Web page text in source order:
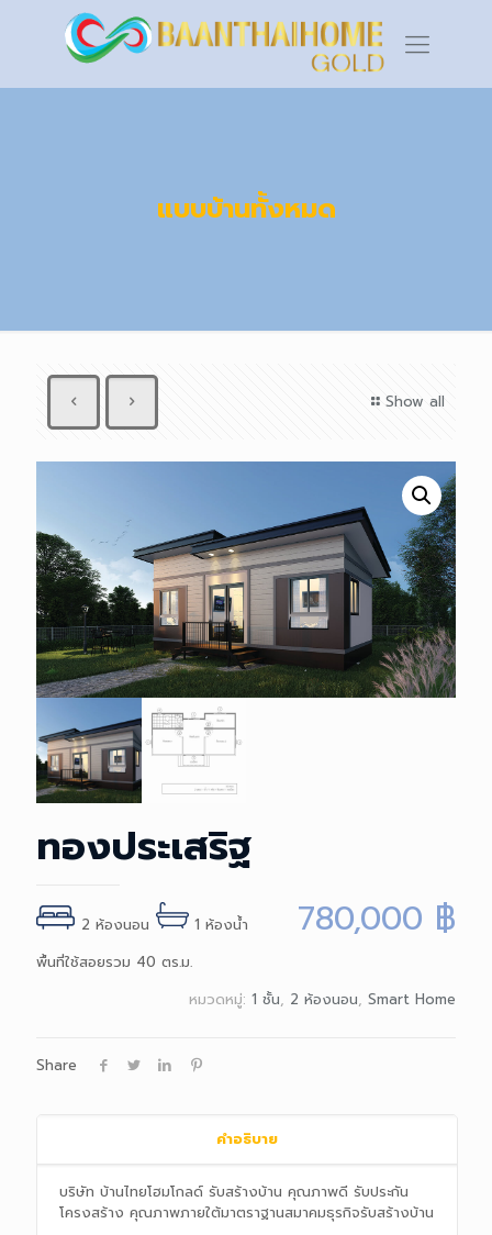
แบบบ้านทั้งหมด
Show all
ทองประเสริฐ
780,000 ฿
2 ห้องนอน
1 ห้องน้ำ
พื้นที่ใช้สอยรวม 40 ตร.ม.
หมวดหมู่: 1 ชั้น, 2 ห้องนอน, Smart Home
Share
คำอธิบาย
บริษัท บ้านไทยโฮมโกลด์ รับสร้างบ้าน คุณภาพดี รับประกัน
โครงสร้าง คุณภาพภายใต้มาตราฐานสมาคมธุรกิจรับสร้างบ้าน